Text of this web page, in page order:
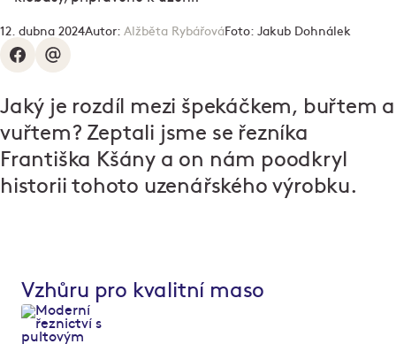
12. dubna 2024Autor: Alžběta RybářováFoto: Jakub Dohnálek
Jaký je rozdíl mezi špekáčkem, buřtem a
vuřtem? Zeptali jsme se řezníka
Františka Kšány a on nám poodkryl
historii tohoto uzenářského výrobku.
Vzhůru pro kvalitní maso